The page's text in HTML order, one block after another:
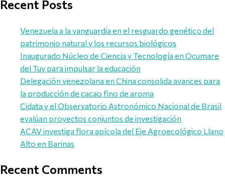
Recent Posts
Venezuela a la vanguardia en el resguardo genético del
patrimonio natural y los recursos biológicos
Inaugurado Núcleo de Ciencia y Tecnología en Ocumare
del Tuy para impulsar la educación
Delegación venezolana en China consolida avances para
la producción de cacao fino de aroma
Cidata y el Observatorio Astronómico Nacional de Brasil
evalúan proyectos conjuntos de investigación
ACAV investiga flora apícola del Eje Agroecológico Llano
Alto en Barinas
Recent Comments